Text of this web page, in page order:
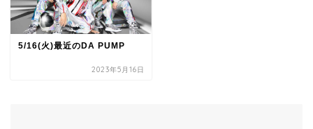
5/16(火)最近のDA PUMP
2023年5月16日